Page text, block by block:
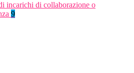
incarichi di collaborazione o
9